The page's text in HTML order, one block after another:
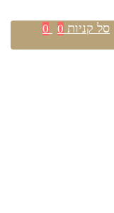
סל קניות 0
0